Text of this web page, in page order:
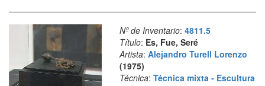
Nº de Inventario: 4811.5
Título: Es, Fue, Seré
Artista: Alejandro Turell Lorenzo
(1975)
Técnica: Técnica mixta - Escultura